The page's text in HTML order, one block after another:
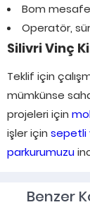
Bom
Operatör,
Silivri Vinç
Teklif için
mümkünse
projeleri için
işler için sepetli
parkurumuzu
Benzer